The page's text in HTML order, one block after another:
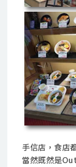
手信店，食店
當然既然是